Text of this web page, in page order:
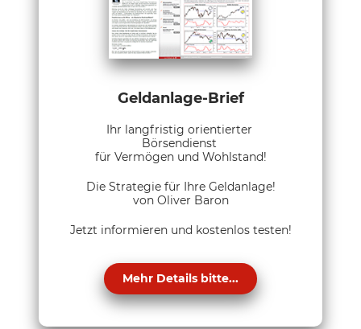
Geldanlage-Brief
Ihr langfristig orientierter
Börsendienst
für Vermögen und Wohlstand!
Die Strategie für Ihre Geldanlage!
von Oliver Baron
Jetzt informieren und kostenlos testen!
Mehr Details bitte...